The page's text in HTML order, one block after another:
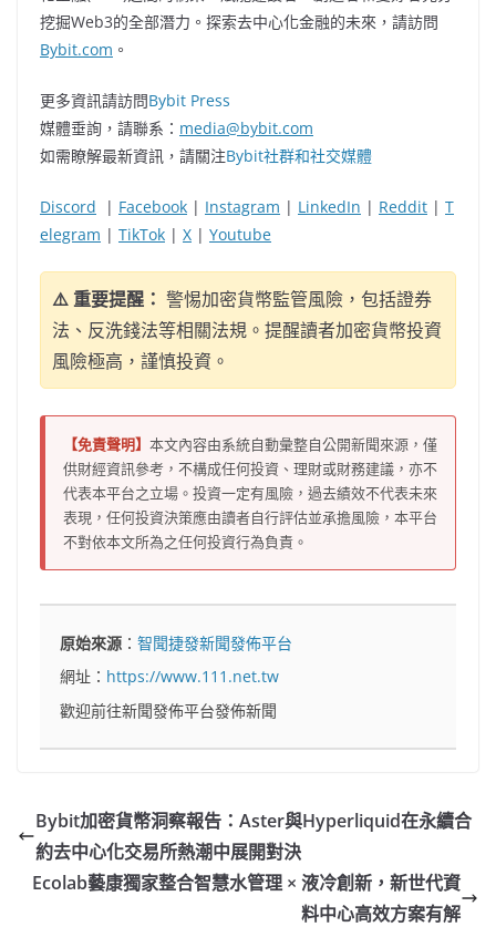
挖掘Web3的全部潛力。探索去中心化金融的未來，請訪問
Bybit.com 。
更多資訊請訪問Bybit Press
媒體垂詢，請聯系： media@bybit.com
如需瞭解最新資訊，請關注Bybit社群和社交媒體
Discord | Facebook | Instagram | LinkedIn | Reddit | T
elegram | TikTok | X | Youtube
⚠️ 重要提醒： 警惕加密貨幣監管風險，包括證券
法、反洗錢法等相關法規。提醒讀者加密貨幣投資
風險極高，謹慎投資。
【免責聲明】 本文內容由系統自動彙整自公開新聞來源，僅
供財經資訊參考，不構成任何投資、理財或財務建議，亦不
代表本平台之立場。投資一定有風險，過去績效不代表未來
表現，任何投資決策應由讀者自行評估並承擔風險，本平台
不對依本文所為之任何投資行為負責。
原始來源 ：智聞捷發新聞發佈平台
網址： https://www.111.net.tw
歡迎前往新聞發佈平台發佈新聞
Bybit加密貨幣洞察報告：Aster與Hyperliquid在永續合
約去中心化交易所熱潮中展開對決
Ecolab藝康獨家整合智慧水管理 × 液冷創新，新世代資
料中心高效方案有解